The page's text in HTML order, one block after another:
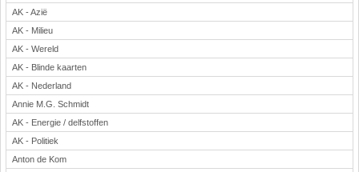
Downloads basisonderwijs
Herfst
Kerstmis
Kinder-/Jeugdboeken
Lente
Onderbouw PO
Pasen
Voetbal
AK - Azië
AK - Milieu
AK - Wereld
AK - Blinde kaarten
AK - Nederland
Annie M.G. Schmidt
AK - Energie / delfstoffen
AK - Politiek
Anton de Kom